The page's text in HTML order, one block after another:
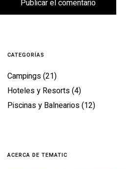
CATEGORÍAS
Campings(21)
Hoteles y Resorts(4)
Piscinas y Balnearios(12)
ACERCA DE TEMATIC